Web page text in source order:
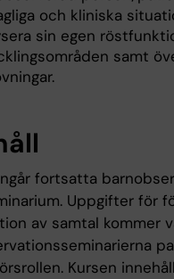
och kliniska
sin egen
samt
fortsatta
Uppgifter för
av samtal kommer
Kursen